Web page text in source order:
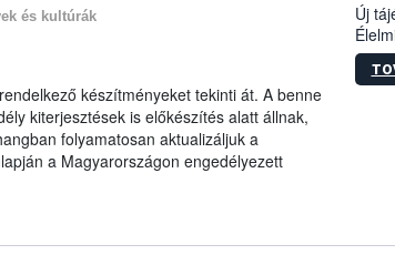
és kultúrák
készítményeket tekinti át. A benne
kiterjesztések is előkészítés alatt állnak,
folyamatosan aktualizáljuk a
a Magyarországon engedélyezett
Új